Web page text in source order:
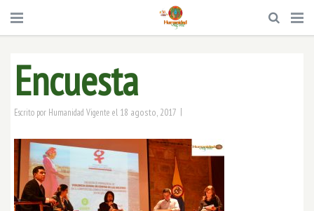
Encuesta
Escrito por Humanidad Vigente el 18 agosto, 2017 |